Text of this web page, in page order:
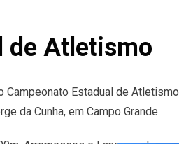
de Atletismo
Campeonato Estadual de Atletismo
da Cunha, em Campo Grande.